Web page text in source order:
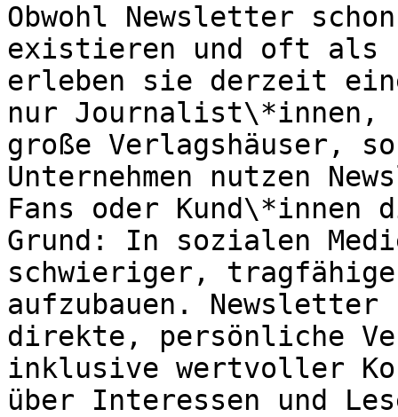
Obwohl Newsletter
existieren und oft als
erleben sie derzeit
nur Journalist\*innen,
große Verlagshäuser,
Unternehmen nutzen
Fans oder
Grund: In sozialen
schwieriger, tragfähige
aufzubauen.
direkte, persönliche
inklusive wertvoller
über Interessen und